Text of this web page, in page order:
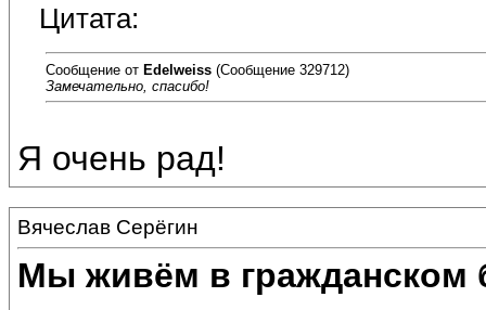
Цитата:
Сообщение от Edelweiss (Сообщение 329712)
Замечательно, спасибо!
Я очень рад!
Вячеслав Серёгин
Мы живём в гражданском